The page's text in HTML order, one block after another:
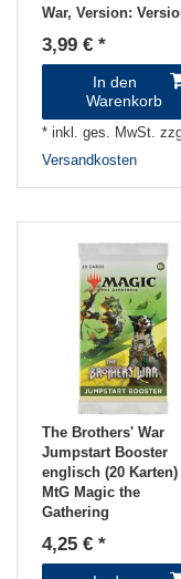
War, Version:
3,99 € *
In den
Warenkorb
*inkl. ges. MwSt.
Versandkosten
The Brothers' War
Jumpstart Booster
englisch (20 Karten)
MtG Magic the
Gathering
4,25 € *